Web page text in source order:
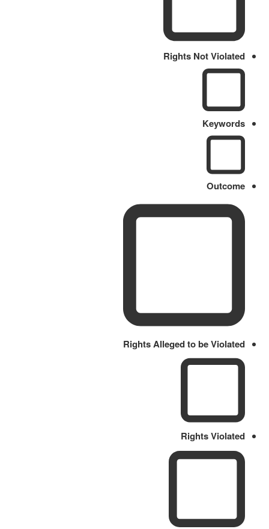
Rights Not Violated
Keywords
Outcome
Rights Alleged to be Violated
Rights Violated